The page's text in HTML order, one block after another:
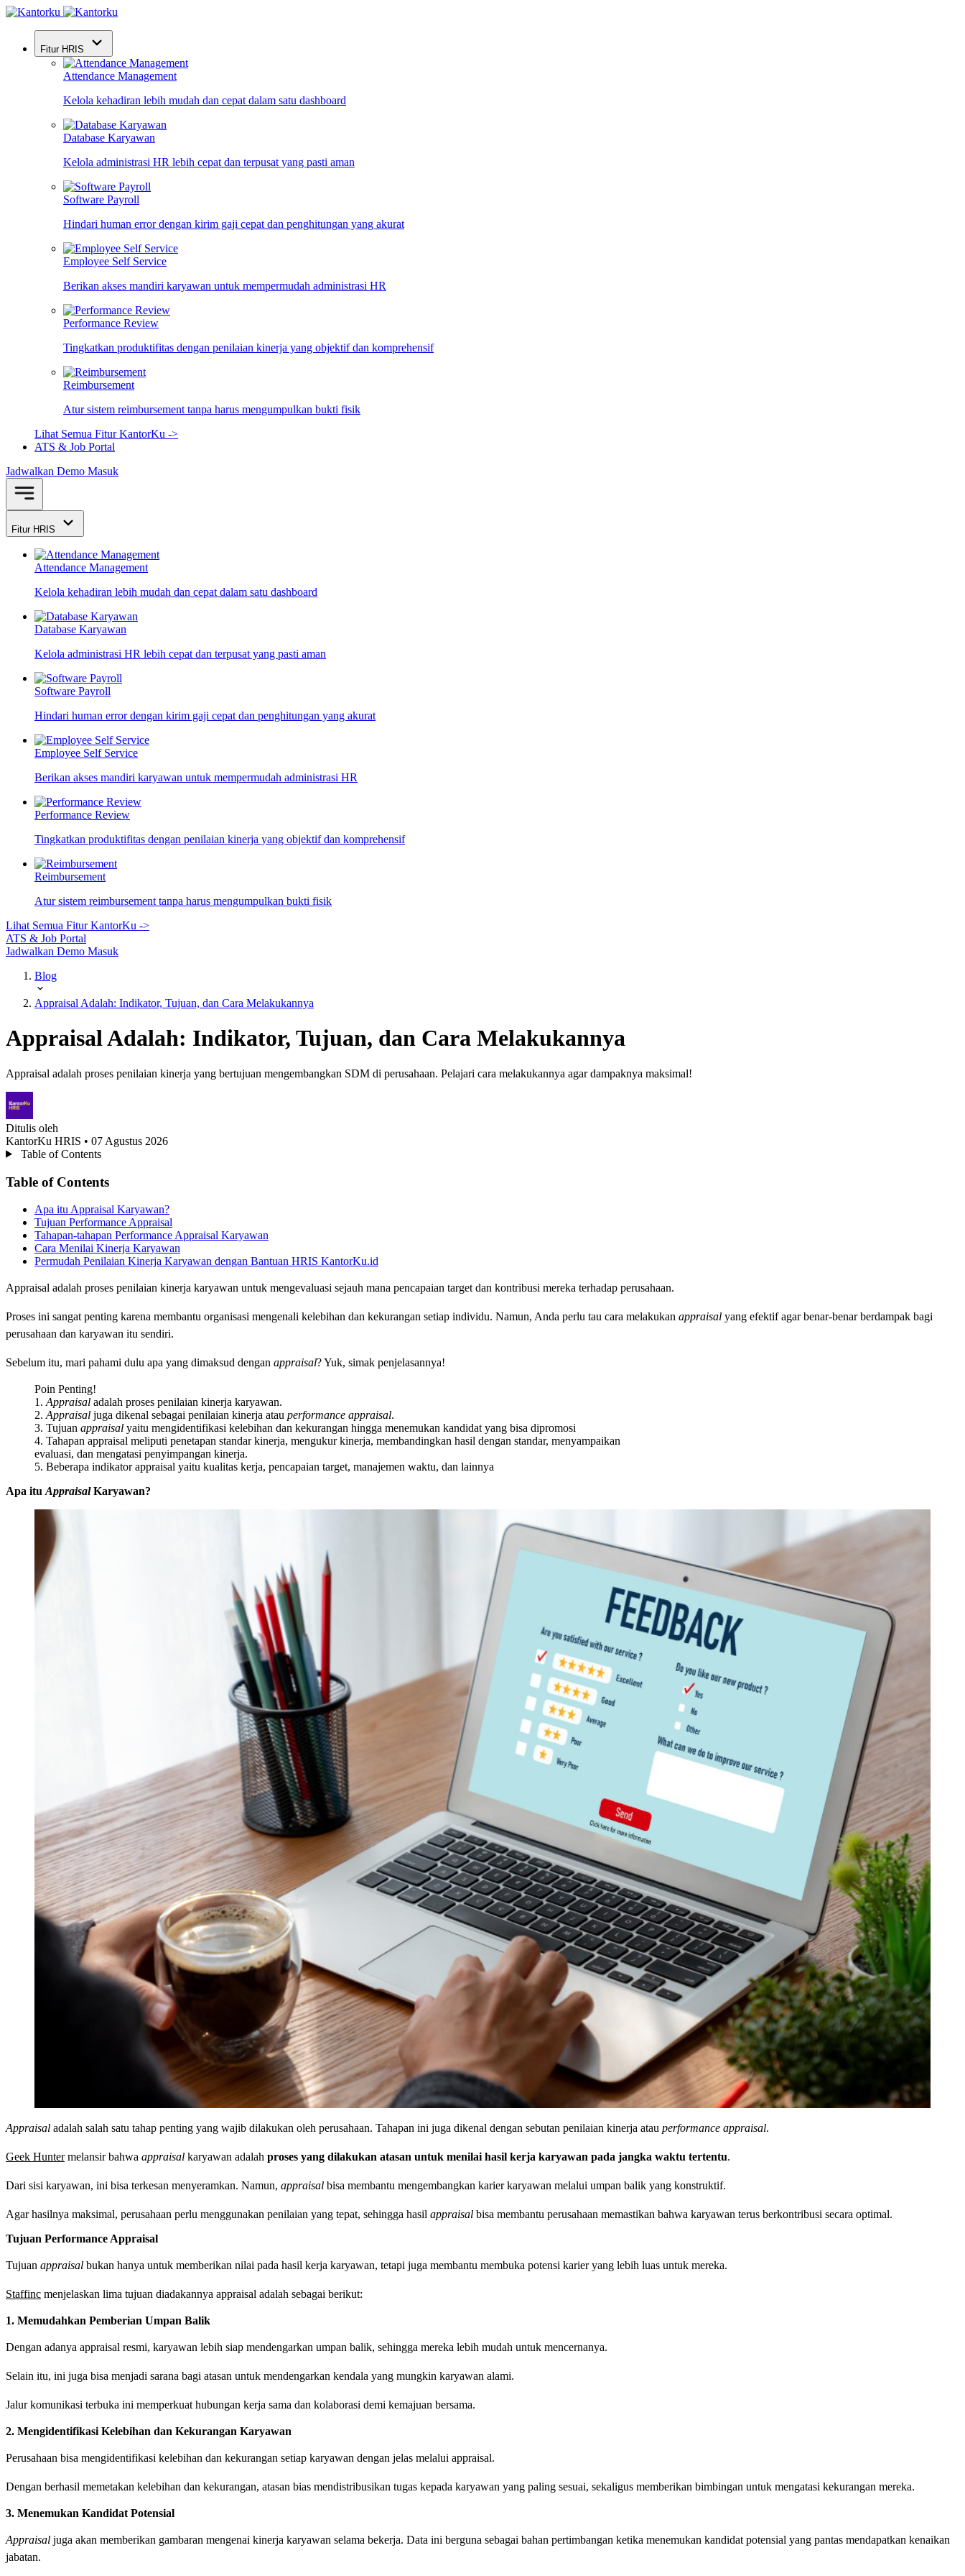
Fitur HRIS
Attendance Management
Kelola kehadiran lebih mudah dan cepat dalam satu dashboard
Database Karyawan
Kelola administrasi HR lebih cepat dan terpusat yang pasti aman
Software Payroll
Hindari human error dengan kirim gaji cepat dan penghitungan yang akurat
Employee Self Service
Berikan akses mandiri karyawan untuk mempermudah administrasi HR
Performance Review
Tingkatkan produktifitas dengan penilaian kinerja yang objektif dan komprehensif
Reimbursement
Atur sistem reimbursement tanpa harus mengumpulkan bukti fisik
Lihat Semua Fitur KantorKu ->
ATS & Job Portal
Jadwalkan Demo Masuk
Fitur HRIS
Attendance Management
Kelola kehadiran lebih mudah dan cepat dalam satu dashboard
Database Karyawan
Kelola administrasi HR lebih cepat dan terpusat yang pasti aman
Software Payroll
Hindari human error dengan kirim gaji cepat dan penghitungan yang akurat
Employee Self Service
Berikan akses mandiri karyawan untuk mempermudah administrasi HR
Performance Review
Tingkatkan produktifitas dengan penilaian kinerja yang objektif dan komprehensif
Reimbursement
Atur sistem reimbursement tanpa harus mengumpulkan bukti fisik
Lihat Semua Fitur KantorKu ->
ATS & Job Portal
Jadwalkan Demo Masuk
Blog
Appraisal Adalah: Indikator, Tujuan, dan Cara Melakukannya
Appraisal Adalah: Indikator, Tujuan, dan Cara Melakukannya
Appraisal adalah proses penilaian kinerja yang bertujuan mengembangkan SDM di perusahaan. Pelajari cara melakukannya agar dampaknya maksimal!
Ditulis oleh
KantorKu HRIS • 07 Agustus 2026
Table of Contents
Table of Contents
Apa itu Appraisal Karyawan?
Tujuan Performance Appraisal
Tahapan-tahapan Performance Appraisal Karyawan
Cara Menilai Kinerja Karyawan
Permudah Penilaian Kinerja Karyawan dengan Bantuan HRIS KantorKu.id
Appraisal adalah proses penilaian kinerja karyawan untuk mengevaluasi sejauh mana pencapaian target dan kontribusi mereka terhadap perusahaan.
Proses ini sangat penting karena membantu organisasi mengenali kelebihan dan kekurangan setiap individu. Namun, Anda perlu tau cara melakukan appraisal yang efektif agar benar-benar berdampak bagi
perusahaan dan karyawan itu sendiri.
Sebelum itu, mari pahami dulu apa yang dimaksud dengan appraisal? Yuk, simak penjelasannya!
Poin Penting!
1. Appraisal adalah proses penilaian kinerja karyawan.
2. Appraisal juga dikenal sebagai penilaian kinerja atau performance appraisal.
3. Tujuan appraisal yaitu mengidentifikasi kelebihan dan kekurangan hingga menemukan kandidat yang bisa dipromosi
4. Tahapan appraisal meliputi penetapan standar kinerja, mengukur kinerja, membandingkan hasil dengan standar, menyampaikan
evaluasi, dan mengatasi penyimpangan kinerja.
5. Beberapa indikator appraisal yaitu kualitas kerja, pencapaian target, manajemen waktu, dan lainnya
Apa itu AppraisalKaryawan?
Appraisal adalah salah satu tahap penting yang wajib dilakukan oleh perusahaan. Tahapan ini juga dikenal dengan sebutan penilaian kinerja atau performance appraisal.
Geek Huntermelansir bahwa appraisal karyawan adalah proses yang dilakukan atasan untuk menilai hasil kerja karyawan pada jangka waktu tertentu.
Dari sisi karyawan, ini bisa terkesan menyeramkan. Namun, appraisal bisa membantu mengembangkan karier karyawan melalui umpan balik yang konstruktif.
Agar hasilnya maksimal, perusahaan perlu menggunakan penilaian yang tepat, sehingga hasil appraisal bisa membantu perusahaan memastikan bahwa karyawan terus berkontribusi secara optimal.
Tujuan Performance Appraisal
Tujuan appraisal bukan hanya untuk memberikan nilai pada hasil kerja karyawan, tetapi juga membantu membuka potensi karier yang lebih luas untuk mereka.
Staffinc menjelaskan lima tujuan diadakannya appraisal adalah sebagai berikut:
1. Memudahkan Pemberian Umpan Balik
Dengan adanya appraisal resmi, karyawan lebih siap mendengarkan umpan balik, sehingga mereka lebih mudah untuk mencernanya.
Selain itu, ini juga bisa menjadi sarana bagi atasan untuk mendengarkan kendala yang mungkin karyawan alami.
Jalur komunikasi terbuka ini memperkuat hubungan kerja sama dan kolaborasi demi kemajuan bersama.
2. Mengidentifikasi Kelebihan dan Kekurangan Karyawan
Perusahaan bisa mengidentifikasi kelebihan dan kekurangan setiap karyawan dengan jelas melalui appraisal.
Dengan berhasil memetakan kelebihan dan kekurangan, atasan bias mendistribusikan tugas kepada karyawan yang paling sesuai, sekaligus memberikan bimbingan untuk mengatasi kekurangan mereka.
3. Menemukan Kandidat Potensial
Appraisal juga akan memberikan gambaran mengenai kinerja karyawan selama bekerja. Data ini berguna sebagai bahan pertimbangan ketika menemukan kandidat potensial yang pantas mendapatkan kenaikan
jabatan.